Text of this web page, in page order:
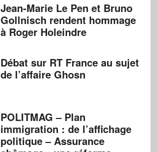
Jean-Marie Le Pen et Bruno
Gollnisch rendent hommage
à Roger Holeindre
Débat sur RT France au sujet
de l’affaire Ghosn
POLITMAG – Plan
immigration : de l’affichage
politique – Assurance